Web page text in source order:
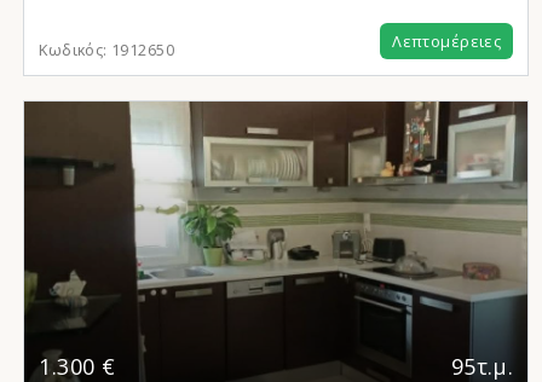
Κωδικός: 1912650 Λεπτομέρειες
1.300 € 95τ.μ.